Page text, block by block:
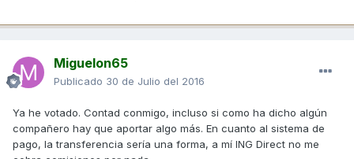
Miguelon65
Publicado 30 de Julio del 2016
Ya he votado. Contad conmigo, incluso si como ha dicho algún
compañero hay que aportar algo más. En cuanto al sistema de
pago, la transferencia sería una forma, a mí ING Direct no me